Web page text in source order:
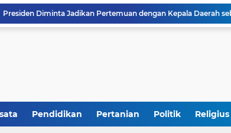
Bupati Padangpariaman Bersama Rombongan Jemput Aspirasi
Pendidikan Pertanian Politik Religius